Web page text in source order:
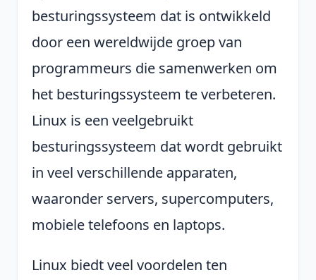
besturingssysteem dat is ontwikkeld
door een wereldwijde groep van
programmeurs die samenwerken om
het besturingssysteem te verbeteren.
Linux is een veelgebruikt
besturingssysteem dat wordt gebruikt
in veel verschillende apparaten,
waaronder servers, supercomputers,
mobiele telefoons en laptops.
Linux biedt veel voordelen ten